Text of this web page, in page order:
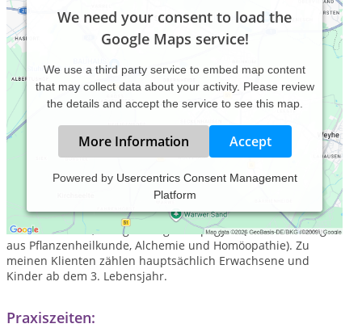
We need your consent to load the
Google Maps service!
We use a third party service to embed map content
that may collect data about your activity. Please review
the details and accept the service to see this map.
More Information Accept
Powered by Usercentrics Consent Management
Platform
Ich bin seit 2007 in Schöneberg tätig. Ich arbeite sehr
körperorientiert mit Schwerpunkt Ayurveda und
Naturheilkunde, in Ergänzung mit Spagyrik (eine Mischung
aus Pflanzenheilkunde, Alchemie und Homöopathie). Zu
meinen Klienten zählen hauptsächlich Erwachsene und
Kinder ab dem 3. Lebensjahr.
Praxiszeiten: